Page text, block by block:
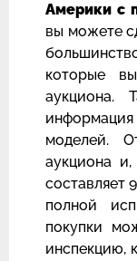
Америки с
вы можете
которые
аукциона.
моделей.
аукциона и,
составляет
полной
покупки
инспекцию,